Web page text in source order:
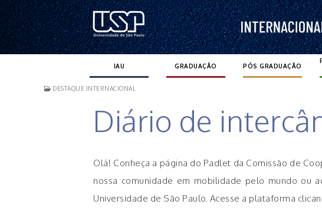
Pular
para
o
IAU GRADUAÇÃO PÓS GRADUAÇÃO
DESTAQUE INTERNACIONAL
Diário de
Olá! Conheça a página do Padlet da Comissão de
nossa comunidade em mobilidade pelo mundo ou
Universidade de São Paulo. Acesse a plataforma